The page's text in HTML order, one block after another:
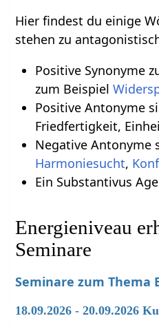
Hier findest du einige
stehen zu
Positive Synonyme
zum Beispiel
Positive Antonyme
Friedfertigkeit,
Negative Antonyme
Harmoniesucht,
Ein Substantivus
Energieniveau
Seminare
Seminare zum Thema
18.09.2026 - 20.09.2026